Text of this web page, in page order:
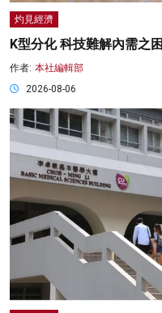
灼見經濟
K型分化 科技難解內需之
作者: 本社編輯部
2026-08-06